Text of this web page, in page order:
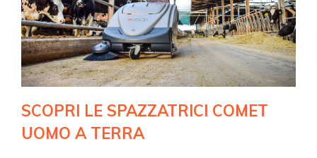
SCOPRI LE SPAZZATRICI COMET
UOMO A TERRA